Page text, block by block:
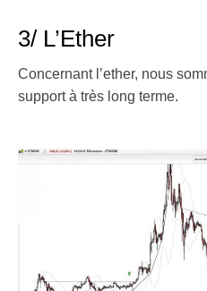
3/ L’Ether
Concernant l’ether, nous
support à très long terme.